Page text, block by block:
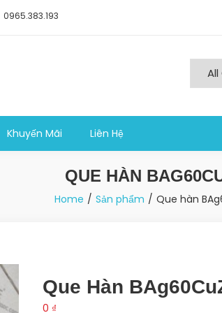
0965.383.193
Khuyến Mãi Liên Hệ
QUE HÀN
Home Sản phẩm Que hàn
Que Hàn
0 ₫